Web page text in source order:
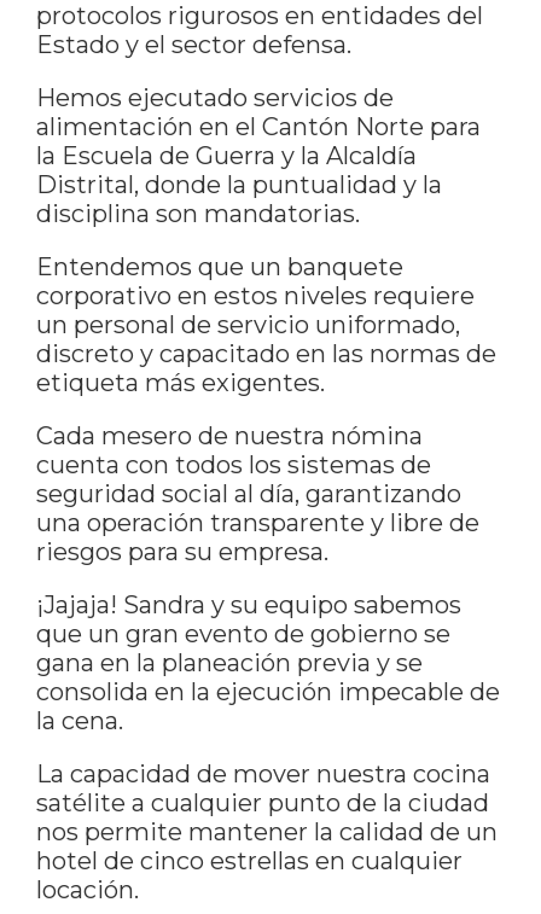
protocolos rigurosos en entidades del
Estado y el sector defensa.
Hemos ejecutado servicios de
alimentación en el Cantón Norte para
la Escuela de Guerra y la Alcaldía
Distrital, donde la puntualidad y la
disciplina son mandatorias.
Entendemos que un banquete
corporativo en estos niveles requiere
un personal de servicio uniformado,
discreto y capacitado en las normas de
etiqueta más exigentes.
Cada mesero de nuestra nómina
cuenta con todos los sistemas de
seguridad social al día, garantizando
una operación transparente y libre de
riesgos para su empresa.
¡Jajaja! Sandra y su equipo sabemos
que un gran evento de gobierno se
gana en la planeación previa y se
consolida en la ejecución impecable de
la cena.
La capacidad de mover nuestra cocina
satélite a cualquier punto de la ciudad
nos permite mantener la calidad de un
hotel de cinco estrellas en cualquier
locación.